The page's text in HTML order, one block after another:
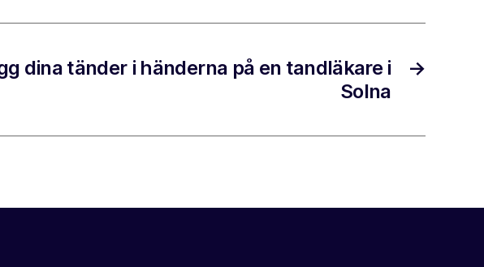
→
dina tänder i händerna på en tandläkare i
Solna